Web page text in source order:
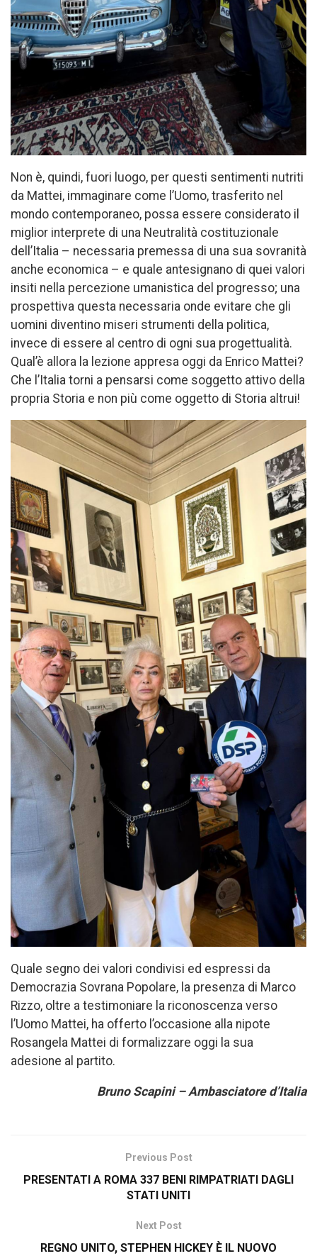
Non è, quindi, fuori luogo, per questi sentimenti nutriti
da Mattei, immaginare come l’Uomo, trasferito nel
mondo contemporaneo, possa essere considerato il
miglior interprete di una Neutralità costituzionale
dell’Italia – necessaria premessa di una sua sovranità
anche economica – e quale antesignano di quei valori
insiti nella percezione umanistica del progresso; una
prospettiva questa necessaria onde evitare che gli
uomini diventino miseri strumenti della politica,
invece di essere al centro di ogni sua progettualità.
Qual’è allora la lezione appresa oggi da Enrico Mattei?
Che l’Italia torni a pensarsi come soggetto attivo della
propria Storia e non più come oggetto di Storia altrui!
Quale segno dei valori condivisi ed espressi da
Democrazia Sovrana Popolare, la presenza di Marco
Rizzo, oltre a testimoniare la riconoscenza verso
l’Uomo Mattei, ha offerto l’occasione alla nipote
Rosangela Mattei di formalizzare oggi la sua
adesione al partito.
Bruno Scapini – Ambasciatore d’Italia
Previous Post
PRESENTATI A ROMA 337 BENI RIMPATRIATI DAGLI
STATI UNITI
Next Post
REGNO UNITO, STEPHEN HICKEY È IL NUOVO